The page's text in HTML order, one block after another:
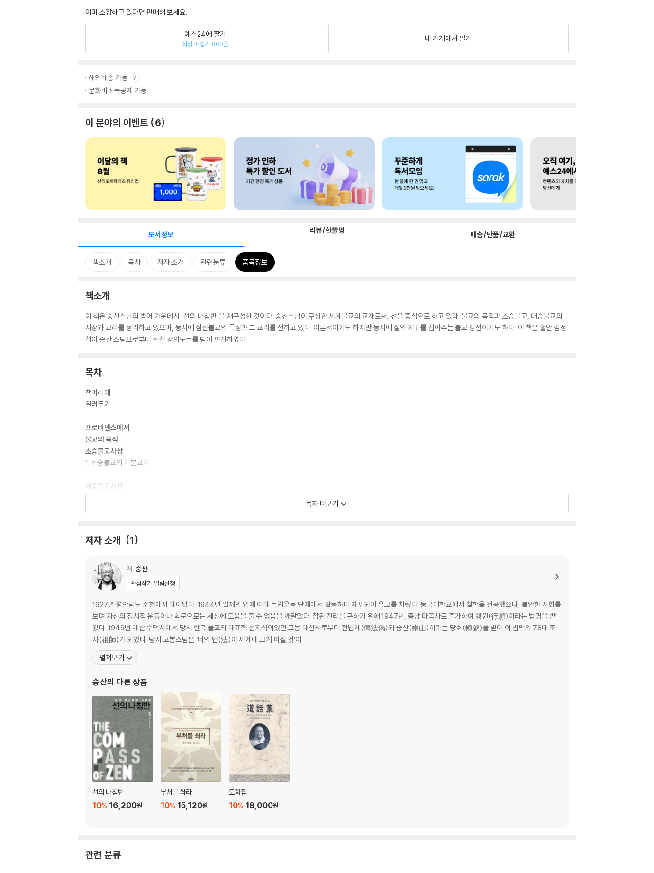
이미 소장하고 있다면 판매해 보세요.
예스24에 팔기
최상 매입가 800원
내 가게에서 팔기
해외배송 가능
문화비소득공제 가능
이 분야의 이벤트 6
도서정보 리뷰/한줄평
1 배송/반품/교환
책소개 목차 저자 소개 관련분류 품목정보
책소개
이 책은 숭산스님의 법어 가운데서 「선의 나침반」을 재구성한 것이다. 숭산스님이 구상한 세계불교의 교재로써, 선을 중심으로 하고 있다. 불교의 목적과 소승불교, 대승불교의
사상과 교리를 정리하고 있으며, 동시에 참선불교의 특징과 그 교리를 전하고 있다. 이론서이기도 하지만 동시에 삶의 지표를 잡아주는 불교 경전이기도 하다. 이 책은 활안 김정
섭이 숭산 스님으로부터 직접 강의노트를 받아 편집하였다.
목차
책머리에
일러두기
프로비덴스에서
불교의 목적
소승불교사상
1. 소승불교의 기본교리
대승불교사상
1. 대승불교의 여섯가지 관법
1. 참선불교의 특징
3. 불립문자
4. 교외별전
5. 직지인심과 견성성불
6. 선의 법칙과 좌선의
7. 대오의 법칙과 참구수행법
8 공안의 시험
목차 더보기
저자 소개 1
저 숭산
관심작가 알림신청
1927년 평안남도 순천에서 태어났다. 1944년 일제의 압제 아래 독립운동 단체에서 활동하다 체포되어 옥고를 치렀다. 동국대학교에서 철학을 전공했으나, 불안한 사회를
보며 자신의 정치적 운동이나 학문으로는 세상에 도움을 줄 수 없음을 깨달았다. 참된 진리를 구하기 위해 1947년, 충남 마곡사로 출가하여 행원(行願)이라는 법명을 받
았다. 1949년 예산 수덕사에서 당시 한국 불교의 대표적 선지식이었던 고봉 대선사로부터 전법게(傳法偈)와 숭산(崇山)이라는 당호(幢號)를 받아 이 법맥의 78대 조
사(祖師)가 되었다. 당시 고봉스님은 ‘너의 법(法)이 세계에 크게 퍼질 것’이
펼쳐보기
숭산의 다른 상품
선의 나침반
16,200원
10%
부처를 쏴라
15,120원
10%
도화집
18,000원
10%
관련 분류